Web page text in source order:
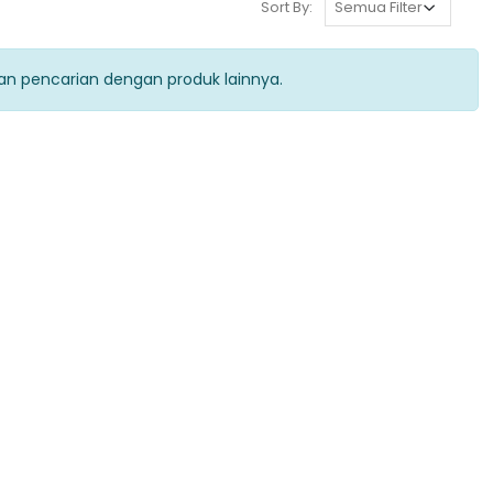
Sort By:
pencarian dengan produk lainnya.